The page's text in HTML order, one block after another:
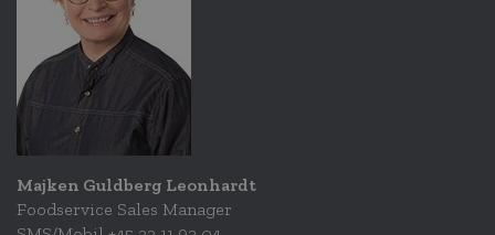
Majken Guldberg Leonhardt
Foodservice Sales Manager